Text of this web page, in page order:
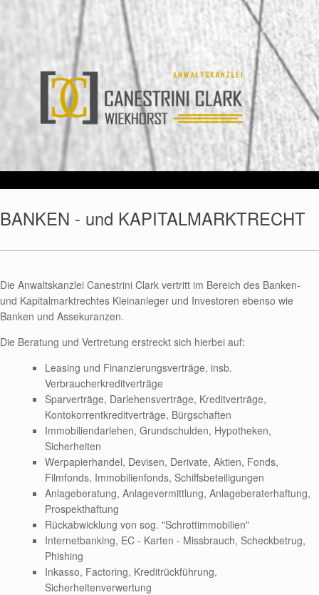
BANKEN - und KAPITALMARKTRECHT
Die Anwaltskanzlei Canestrini Clark vertritt im Bereich des Banken-
und Kapitalmarktrechtes Kleinanleger und Investoren ebenso wie
Banken und Assekuranzen.
Die Beratung und Vertretung erstreckt sich hierbei auf:
Leasing und Finanzierungsverträge, insb.
Verbraucherkreditverträge
Sparverträge, Darlehensverträge, Kreditverträge,
Kontokorrentkreditverträge, Bürgschaften
Immobiliendarlehen, Grundschulden, Hypotheken,
Sicherheiten
Werpapierhandel, Devisen, Derivate, Aktien, Fonds,
Filmfonds, Immobilienfonds, Schiffsbeteiligungen
Anlageberatung, Anlagevermittlung, Anlageberaterhaftung,
Prospekthaftung
Rückabwicklung von sog. "Schrottimmobilien"
Internetbanking, EC - Karten - Missbrauch, Scheckbetrug,
Phishing
Inkasso, Factoring, Kreditrückführung,
Sicherheitenverwertung